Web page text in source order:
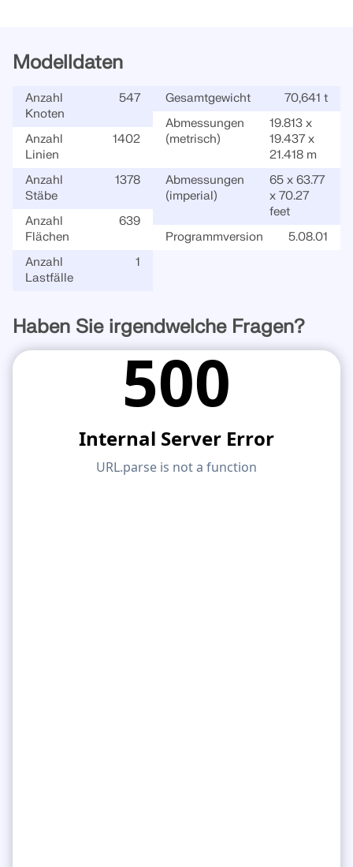
Modelldaten
Anzahl
Knoten
547
Anzahl
Linien
1402
Anzahl
Stäbe
1378
Anzahl
Flächen
639
Anzahl
Lastfälle
1
Gesamtgewicht
70,641 t
Abmessungen
(metrisch)
19.813 x
19.437 x
21.418 m
Abmessungen
(imperial)
65 x 63.77
x 70.27
feet
Programmversion
5.08.01
Haben Sie irgendwelche Fragen?